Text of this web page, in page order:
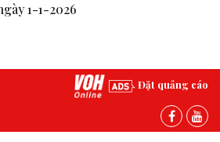
1-1-2026
Đặt quảng cáo